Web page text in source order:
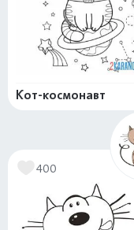
Кот-космонавт
400